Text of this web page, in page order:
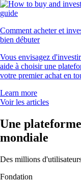
Comment acheter et
bien débuter
Vous envisagez
aide à choisir une
votre premier achat en
Learn more
Voir les articles
Une
mondiale
Des millions
Fondation